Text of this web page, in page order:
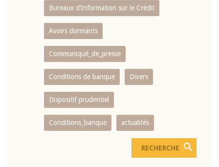
Bureaux d’Information sur le Crédit
Avoirs dormants
Communiqué_de_presse
Conditions de banque Divers
Dispositif prudentiel
Conditions_banque actualités